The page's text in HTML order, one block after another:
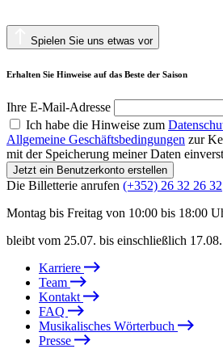
Spielen Sie uns etwas vor
Erhalten Sie Hinweise auf das Beste der Saison
Ihre E-Mail-Adresse
Ich habe die Hinweise zum
Allgemeine Geschäftsbedingungen zur
mit der Speicherung meiner Daten
Jetzt ein Benutzerkonto erstellen
Die Billetterie anrufen (+352) 26 32 26 32
Montag bis Freitag von 10:00 bis 18:00
bleibt vom 25.07. bis einschließlich 17.08.
Karriere
Team
Kontakt
FAQ
Musikalisches Wörterbuch
Presse